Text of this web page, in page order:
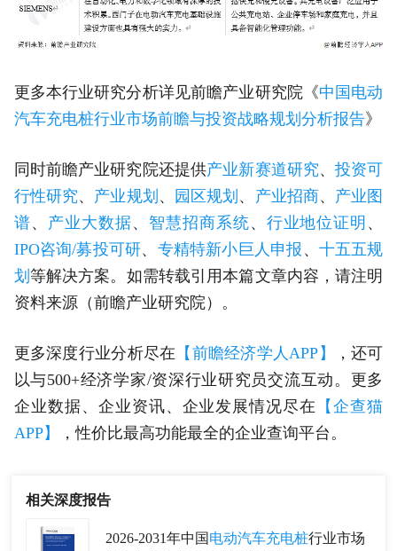
更多本行业研究分析详见前瞻产业研究院《中国电动
汽车充电桩行业市场前瞻与投资战略规划分析报告》
同时前瞻产业研究院还提供产业新赛道研究、投资可
行性研究、 产业规划 、 园区规划 、 产业招商、 产业图
谱、 产业大数据、 智慧招商系统、 行业地位证明 、
IPO咨询/募投可研、 专精特新小巨人申报 、 十五五规
划 等解决方案。如需转载引用本篇文章内容，请注明
资料来源（前瞻产业研究院）。
更多深度行业分析尽在 【前瞻经济学人APP】
，还可
以与500+经济学家/资深行业研究员交流互动。更多
企业数据、企业资讯、企业发展情况尽在
【企查猫
APP】
，性价比最高功能最全的企业查询平台。
相关深度报告
2026-2031年中国 电动汽车充电桩行业市场